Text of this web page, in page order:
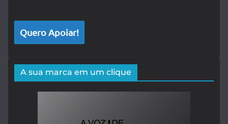
Quero Apoiar!
A sua marca em um clique